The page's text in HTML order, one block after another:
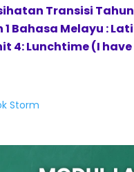
Transisi
1 Bahasa Melayu :
4: Lunchtime (I
Storm